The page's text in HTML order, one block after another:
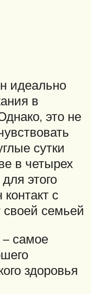
идеально
в
это не
сутки
в четырех
этого
с
своей семьей
– самое
здоровья